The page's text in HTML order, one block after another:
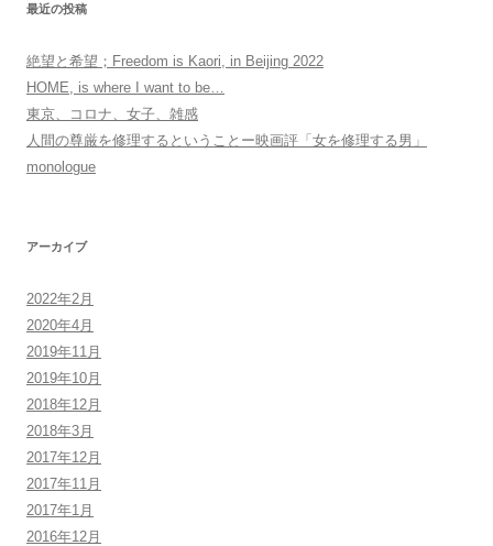
最近の投稿
絶望と希望；Freedom is Kaori, in Beijing 2022
HOME, is where I want to be…
東京、コロナ、女子、雑感
人間の尊厳を修理するということー映画評「女を修理する男」
monologue
アーカイブ
2022年2月
2020年4月
2019年11月
2019年10月
2018年12月
2018年3月
2017年12月
2017年11月
2017年1月
2016年12月